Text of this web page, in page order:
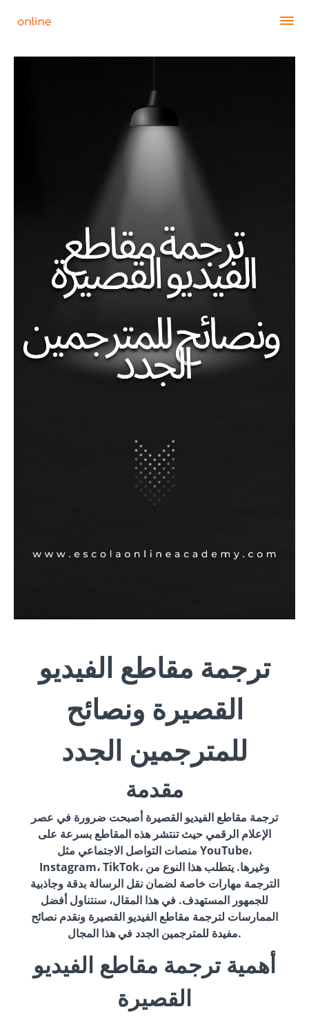
ترجمة مقاطع الفيديو
القصيرة ونصائح
للمترجمين الجدد
مقدمة
ترجمة مقاطع الفيديو القصيرة أصبحت ضرورة في عصر
الإعلام الرقمي حيث تنتشر هذه المقاطع بسرعة على
منصات التواصل الاجتماعي مثل YouTube،
Instagram، TikTok، وغيرها. يتطلب هذا النوع من
الترجمة مهارات خاصة لضمان نقل الرسالة بدقة وجاذبية
للجمهور المستهدف. في هذا المقال، سنتناول أفضل
الممارسات لترجمة مقاطع الفيديو القصيرة ونقدم نصائح
مفيدة للمترجمين الجدد في هذا المجال.
أهمية ترجمة مقاطع الفيديو
القصيرة